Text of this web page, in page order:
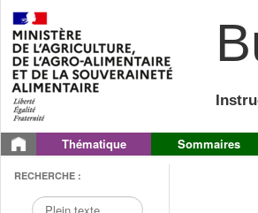
Thématique Sommaires
RECHERCHE :